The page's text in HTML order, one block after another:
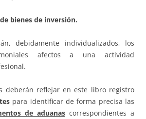
bienes de inversión.
debidamente individualizados, los
afectos a una actividad
deberán reflejar en este libro registro
para identificar de forma precisa las
de aduanas correspondientes a